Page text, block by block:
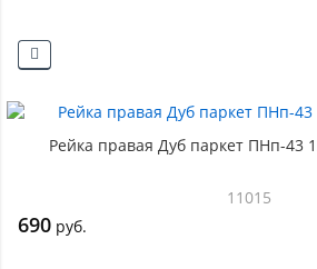
Рейка правая Дуб паркет ПНп-43
11015
690 руб.